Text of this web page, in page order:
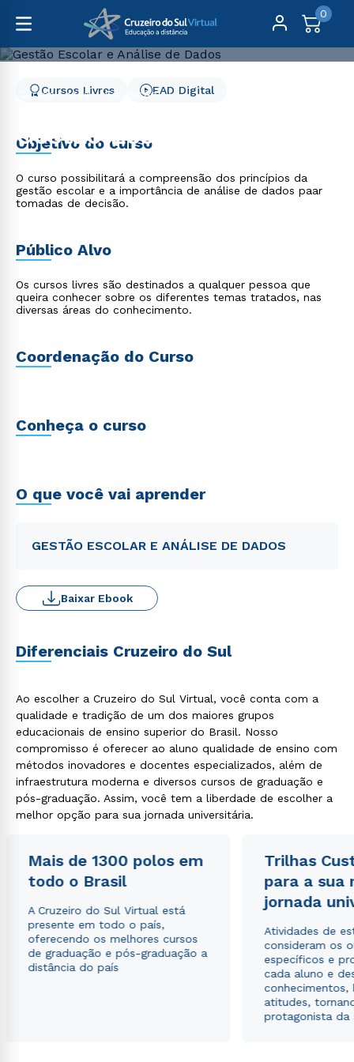
0
Cursos Livres
Educação
Gestão Escolar e Análise
de Dados
Cursos Livres EAD Digital
Objetivo do curso
O curso possibilitará a compreensão dos princípios da
gestão escolar e a importância de análise de dados paar
tomadas de decisão.
Público Alvo
Os cursos livres são destinados a qualquer pessoa que
queira conhecer sobre os diferentes temas tratados, nas
diversas áreas do conhecimento.
Coordenação do Curso
Conheça o curso
O que você vai aprender
GESTÃO ESCOLAR E ANÁLISE DE DADOS
Baixar Ebook
Diferenciais Cruzeiro do Sul
Ao escolher a Cruzeiro do Sul Virtual, você conta com a
qualidade e tradição de um dos maiores grupos
educacionais de ensino superior do Brasil. Nosso
compromisso é oferecer ao aluno qualidade de ensino com
métodos inovadores e docentes especializados, além de
infraestrutura moderna e diversos cursos de graduação e
pós-graduação. Assim, você tem a liberdade de escolher a
melhor opção para sua jornada universitária.
Mais de 1300 polos em
todo o Brasil
A Cruzeiro do Sul Virtual está
presente em todo o país,
oferecendo os melhores cursos
de graduação e pós-graduação a
distância do país
Trilhas
para a sua
jornada
Atividades de
consideram os
específicos e
cada aluno e
conhecimentos,
atitudes,
protagonista da